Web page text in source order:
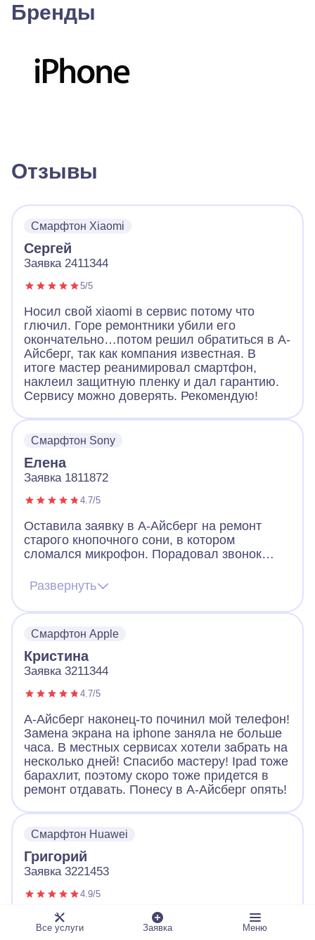
Бренды
Отзывы
Смарфтон Xiaomi
Сергей
Заявка 2411344
5/5
Носил свой xiaomi в сервис потому что
глючил. Горе ремонтники убили его
окончательно…потом решил обратиться в А-
Айсберг, так как компания известная. В
итоге мастер реанимировал смартфон,
наклеил защитную пленку и дал гарантию.
Сервису можно доверять. Рекомендую!
Смарфтон Sony
Елена
Заявка 1811872
4.7/5
Оставила заявку в А-Айсберг на ремонт
старого кнопочного сони, в котором
сломался микрофон. Порадовал звонок
назначил мастера, договорились, что он
приедет вечером того же дня. Так и
случилось. Мастер разобрал телефон, что-
Большое спасибо!
Развернуть
Смарфтон Apple
Кристина
Заявка 3211344
4.7/5
А-Айсберг наконец-то починил мой телефон!
Замена экрана на iphone заняла не больше
часа. В местных сервисах хотели забрать на
несколько дней! Спасибо мастеру! Ipad тоже
барахлит, поэтому скоро тоже придется в
ремонт отдавать. Понесу в А-Айсберг опять!
Смарфтон Huawei
Григорий
Заявка 3221453
4.9/5
Обращался с неисправным телефоном в А-
Айсберг. Оператор вежливо выслушал и
Все услуги Заявка Меню